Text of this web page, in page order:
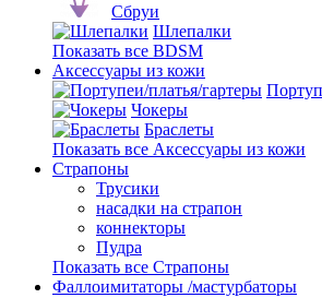
Сбруи
Шлепалки
Показать все BDSM
Аксессуары из кожи
Чокеры
Браслеты
Показать все Аксессуары из кожи
Страпоны
Трусики
насадки на страпон
коннекторы
Пудра
Показать все Страпоны
Фаллоимитаторы /мастурбаторы